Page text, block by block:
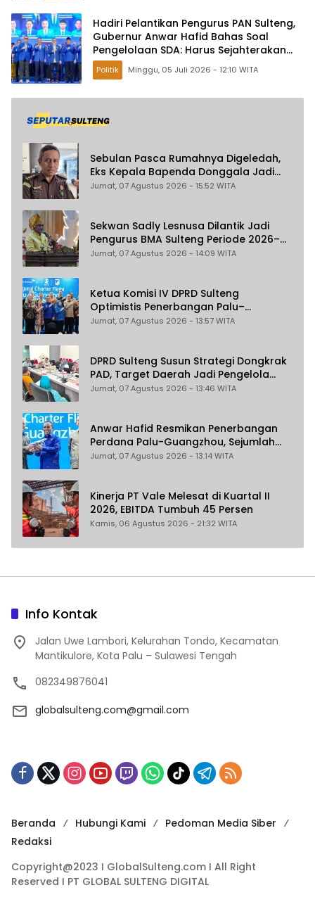
Hadiri Pelantikan Pengurus PAN Sulteng,
Gubernur Anwar Hafid Bahas Soal
Pengelolaan SDA: Harus Sejahterakan
Masyarakat
Politik Minggu, 05 Juli 2026 - 12:10 WITA
Sebulan Pasca Rumahnya Digeledah,
Eks Kepala Bapenda Donggala Jadi
Tersangka Dugaan Korupsi
Jumat, 07 Agustus 2026 - 15:52 WITA
Sekwan Sadly Lesnusa Dilantik Jadi
Pengurus BMA Sulteng Periode 2026–
2031
Jumat, 07 Agustus 2026 - 14:09 WITA
Ketua Komisi IV DPRD Sulteng
Optimistis Penerbangan Palu–
Guangzhou Dongkrak Ekspor dan
Jumat, 07 Agustus 2026 - 13:57 WITA
DPRD Sulteng Susun Strategi Dongkrak
PAD, Target Daerah Jadi Pengelola
Sekaligus Penghasil
Jumat, 07 Agustus 2026 - 13:46 WITA
Anwar Hafid Resmikan Penerbangan
Perdana Palu-Guangzhou, Sejumlah
Maskapai Jajaki Rute Malaysia dan
Jumat, 07 Agustus 2026 - 13:14 WITA
Kinerja PT Vale Melesat di Kuartal II
2026, EBITDA Tumbuh 45 Persen
Kamis, 06 Agustus 2026 - 21:32 WITA
Info Kontak
Jalan Uwe Lambori, Kelurahan Tondo, Kecamatan
Mantikulore, Kota Palu – Sulawesi Tengah
082349876041
globalsulteng.com@gmail.com
Beranda Hubungi Kami
Pedoman Media Siber
Redaksi
Copyright@2023 I GlobalSulteng.com I All Right
Reserved I PT GLOBAL SULTENG DIGITAL